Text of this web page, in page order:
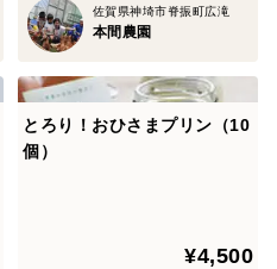
佐賀県神埼市脊振町広滝
本間農園
とろり！おひさまプリン（10
個）
¥4,500